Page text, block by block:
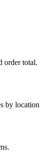
order total.
by location